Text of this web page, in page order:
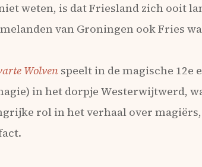
weten, is dat Friesland zich ooit
van Groningen ook Fries
Wolvenspeelt in de magische 12e
in het dorpje Westerwijtwerd,
rol in het verhaal over